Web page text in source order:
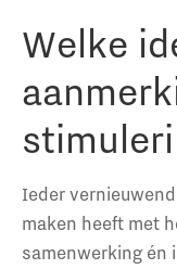
Welke
Ieder
maken heeft met
samenwerking én